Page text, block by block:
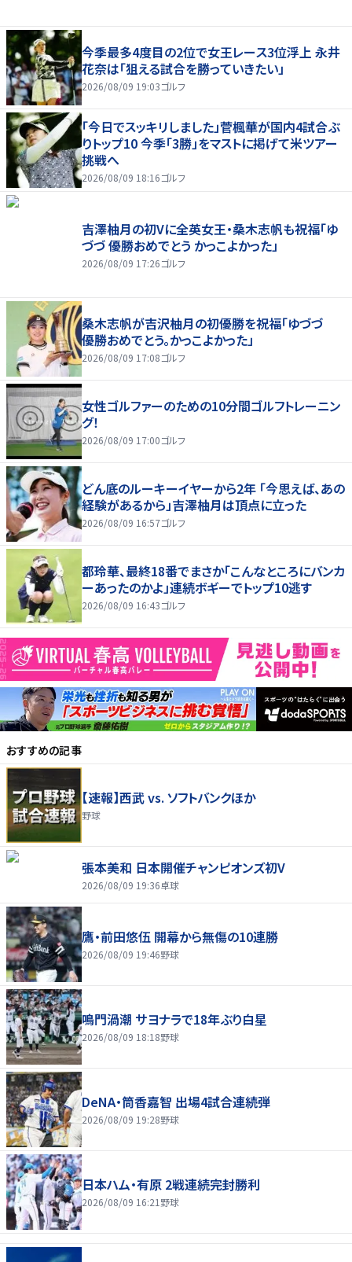
今季最多4度目の2位で女王レース3位浮上 永井
花奈は「狙える試合を勝っていきたい」
2026/08/09 19:03ゴルフ
「今日でスッキリしました」菅楓華が国内4試合ぶ
りトップ10 今季「3勝」をマストに掲げて米ツアー
挑戦へ
2026/08/09 18:16ゴルフ
吉澤柚月の初Vに全英女王・桑木志帆も祝福「ゆ
づづ 優勝おめでとう かっこよかった」
2026/08/09 17:26ゴルフ
桑木志帆が吉沢柚月の初優勝を祝福「ゆづづ
優勝おめでとう。かっこよかった」
2026/08/09 17:08ゴルフ
女性ゴルファーのための10分間ゴルフトレーニン
グ！
2026/08/09 17:00ゴルフ
どん底のルーキーイヤーから2年 「今思えば、あの
経験があるから」吉澤柚月は頂点に立った
2026/08/09 16:57ゴルフ
都玲華、最終18番でまさか「こんなところにバンカ
ーあったのかよ」連続ボギーでトップ10逃す
2026/08/09 16:43ゴルフ
おすすめの記事
【速報】西武 vs. ソフトバンクほか
野球
張本美和 日本開催チャンピオンズ初V
2026/08/09 19:36卓球
鷹・前田悠伍 開幕から無傷の10連勝
2026/08/09 19:46野球
鳴門渦潮 サヨナラで18年ぶり白星
2026/08/09 18:18野球
DeNA・筒香嘉智 出場4試合連続弾
2026/08/09 19:28野球
日本ハム・有原 2戦連続完封勝利
2026/08/09 16:21 野球